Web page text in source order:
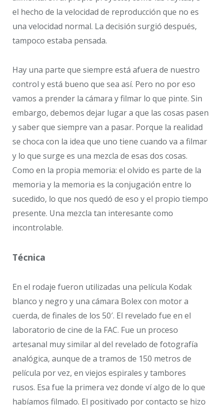
el hecho de la velocidad de reproducción que no es
una velocidad normal. La decisión surgió después,
tampoco estaba pensada.
Hay una parte que siempre está afuera de nuestro
control y está bueno que sea así. Pero no por eso
vamos a prender la cámara y filmar lo que pinte. Sin
embargo, debemos dejar lugar a que las cosas pasen
y saber que siempre van a pasar. Porque la realidad
se choca con la idea que uno tiene cuando va a filmar
y lo que surge es una mezcla de esas dos cosas.
Como en la propia memoria: el olvido es parte de la
memoria y la memoria es la conjugación entre lo
sucedido, lo que nos quedó de eso y el propio tiempo
presente. Una mezcla tan interesante como
incontrolable.
Técnica
En el rodaje fueron utilizadas una película Kodak
blanco y negro y una cámara Bolex con motor a
cuerda, de finales de los 50′. El revelado fue en el
laboratorio de cine de la FAC. Fue un proceso
artesanal muy similar al del revelado de fotografía
analógica, aunque de a tramos de 150 metros de
película por vez, en viejos espirales y tambores
rusos. Esa fue la primera vez donde ví algo de lo que
habíamos filmado. El positivado por contacto se hizo